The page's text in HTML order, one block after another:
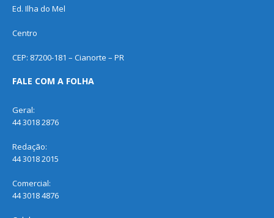
Ed. Ilha do Mel
Centro
CEP: 87200-181 – Cianorte – PR
FALE COM A FOLHA
Geral:
44 3018 2876
Redação:
44 3018 2015
Comercial:
44 3018 4876